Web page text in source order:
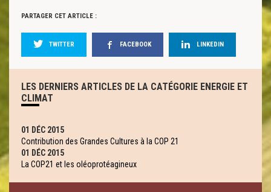
PARTAGER CET ARTICLE :
TWITTER FACEBOOK LINKEDIN
LES DERNIERS ARTICLES DE LA CATÉGORIE ENERGIE ET
CLIMAT
01 DÉC 2015
Contribution des Grandes Cultures à la COP 21
01 DÉC 2015
La COP21 et les oléoprotéagineux